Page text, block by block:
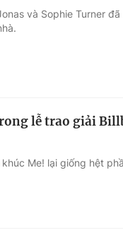
và Sophie Turner
lễ trao giải
Me! lại giống hệt